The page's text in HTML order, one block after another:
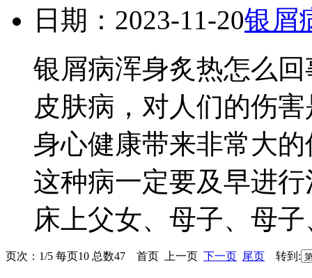
日期：2023-11-20银屑
银屑病浑身炙热怎么
皮肤病，对人们的伤
身心健康带来非常大
这种病一定要及早进
床上父女、母子、母子
页次：1/5 每页10 总数47 首页 上一页 下一页 尾页 转到: